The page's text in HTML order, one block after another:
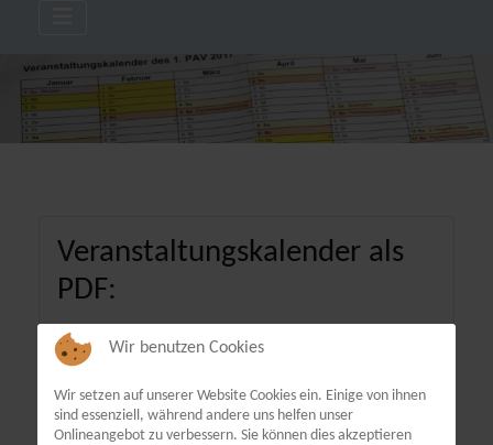
Veranstaltungskalender als
PDF:
Wir benutzen Cookies
Wir setzen auf unserer Website Cookies ein. Einige von ihnen
sind essenziell, während andere uns helfen unser
Onlineangebot zu verbessern. Sie können dies akzeptieren